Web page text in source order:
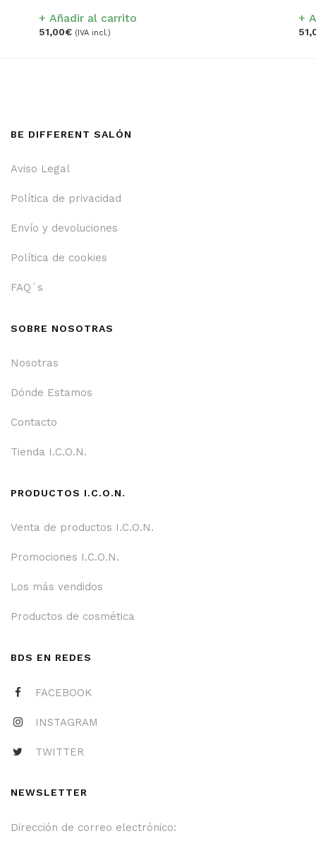
Añadir al carrito
51,00€ (IVA incl.)
BE DIFFERENT SALÓN
Aviso Legal
Política de privacidad
Envío y devoluciones
Política de cookies
FAQ´s
SOBRE NOSOTRAS
Nosotras
Dónde Estamos
Contacto
Tienda I.C.O.N.
PRODUCTOS I.C.O.N.
Venta de productos I.C.O.N.
Promociones I.C.O.N.
Los más vendidos
Productos de cosmética
BDS EN REDES
FACEBOOK
INSTAGRAM
TWITTER
NEWSLETTER
Dirección de correo electrónico: